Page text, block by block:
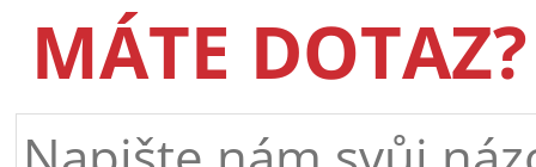
MÁTE DOTAZ?